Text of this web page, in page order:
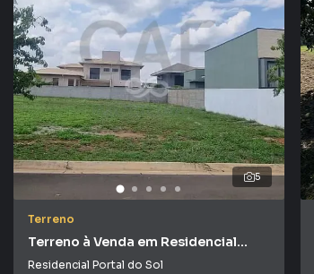
5
Terreno
Terreno à Venda em Residencial
Portal do Sol
Residencial Portal do Sol